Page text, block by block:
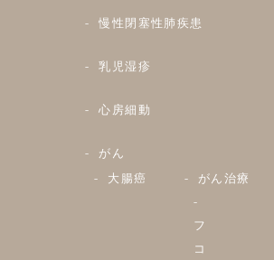
慢性閉塞性肺疾患
乳児湿疹
心房細動
がん
大腸癌
がん治療
フ
コ